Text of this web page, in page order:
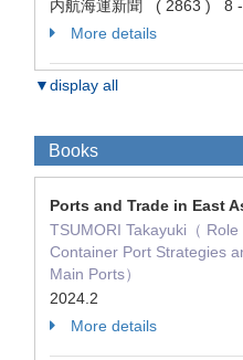
内航海運新聞 ( 2863 ) 8
More details
▼display all
Books
Ports and Trade in East
TSUMORI Takayuki（
Container Port Strategies
Main Ports）
2024.2
More details